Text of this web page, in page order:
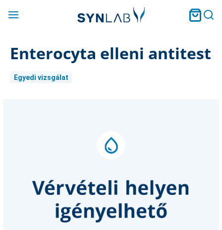
Enterocyta elleni antitest
Egyedi vizsgálat